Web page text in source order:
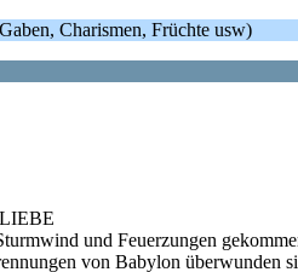
Charismen, Früchte usw)
und Feuerzungen
von Babylon